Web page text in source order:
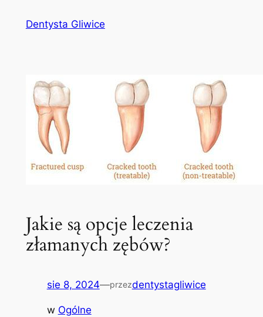
Dentysta Gliwice
Jakie są opcje leczenia
złamanych zębów?
sie 8, 2024—przezdentystagliwice
w Ogólne